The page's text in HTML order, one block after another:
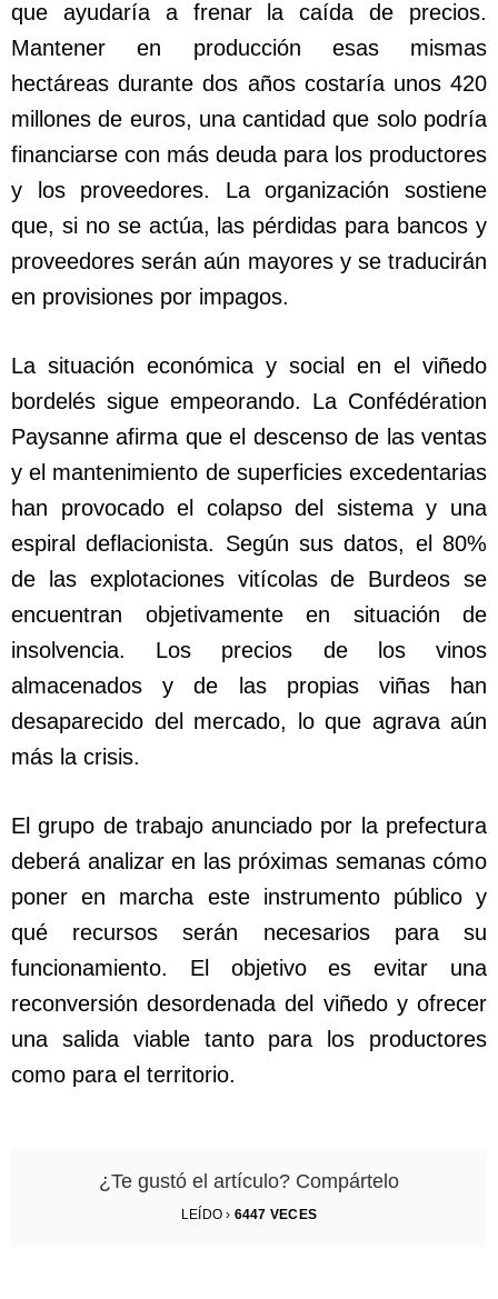
que ayudaría a frenar la caída de precios.
Mantener en producción esas mismas
hectáreas durante dos años costaría unos 420
millones de euros, una cantidad que solo podría
financiarse con más deuda para los productores
y los proveedores. La organización sostiene
que, si no se actúa, las pérdidas para bancos y
proveedores serán aún mayores y se traducirán
en provisiones por impagos.
La situación económica y social en el viñedo
bordelés sigue empeorando. La Confédération
Paysanne afirma que el descenso de las ventas
y el mantenimiento de superficies excedentarias
han provocado el colapso del sistema y una
espiral deflacionista. Según sus datos, el 80%
de las explotaciones vitícolas de Burdeos se
encuentran objetivamente en situación de
insolvencia. Los precios de los vinos
almacenados y de las propias viñas han
desaparecido del mercado, lo que agrava aún
más la crisis.
El grupo de trabajo anunciado por la prefectura
deberá analizar en las próximas semanas cómo
poner en marcha este instrumento público y
qué recursos serán necesarios para su
funcionamiento. El objetivo es evitar una
reconversión desordenada del viñedo y ofrecer
una salida viable tanto para los productores
como para el territorio.
¿Te gustó el artículo? Compártelo
LEÍDO › 6447 VECES